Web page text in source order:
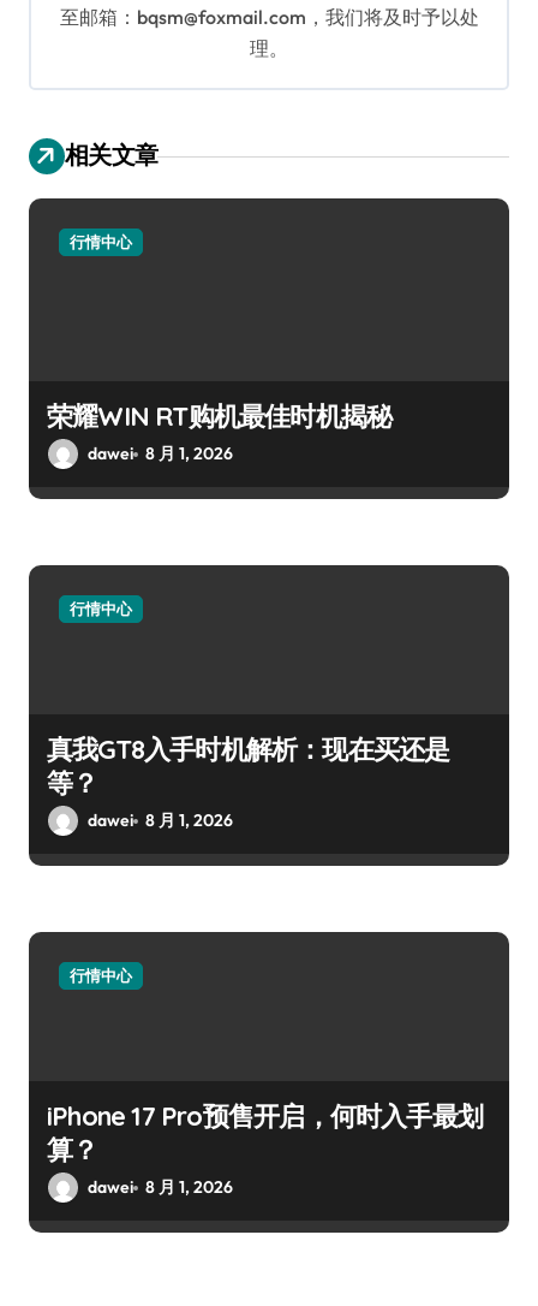
至邮箱：bqsm@foxmail.com，我们将及时予以处
理。
相关文章
行情中心
荣耀WIN RT购机最佳时机揭秘
dawei 8 月 1, 2026
行情中心
真我GT8入手时机解析：现在买还是
等？
dawei 8 月 1, 2026
行情中心
iPhone 17 Pro预售开启，何时入手最划
算？
dawei 8 月 1, 2026